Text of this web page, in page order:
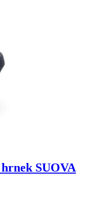
SUOVA